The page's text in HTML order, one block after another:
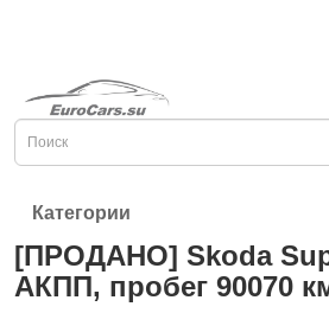
Категории
[ПРОДАНО] Skoda
АКПП, пробег 90070